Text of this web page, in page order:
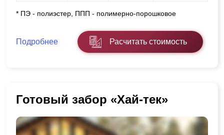
* ПЭ - полиэстер, ППП - полимерно-порошковое
Подробнее Расчитать стоимость
Готовый забор «Хай-тек»